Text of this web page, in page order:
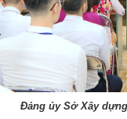
Đảng ủy Sở Xây